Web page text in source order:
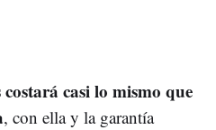
casi lo mismo que
, con ella y la garantía